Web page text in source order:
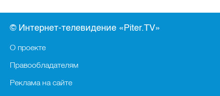
© Интернет-телевидение «Piter.TV»
О проекте
Правообладателям
Реклама на сайте